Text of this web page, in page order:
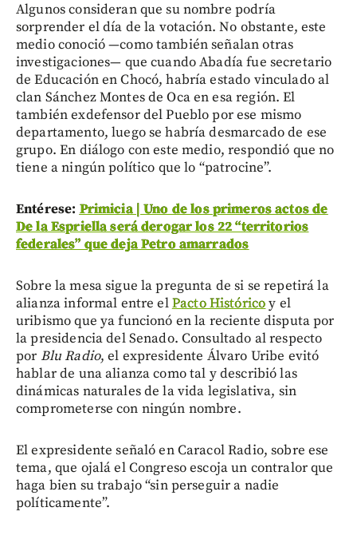
Algunos consideran que su nombre podría
sorprender el día de la votación. No obstante, este
medio conoció —como también señalan otras
investigaciones— que cuando Abadía fue secretario
de Educación en Chocó, habría estado vinculado al
clan Sánchez Montes de Oca en esa región. El
también exdefensor del Pueblo por ese mismo
departamento, luego se habría desmarcado de ese
grupo. En diálogo con este medio, respondió que no
tiene a ningún político que lo “patrocine”.
Entérese: Primicia | Uno de los primeros actos de
De la Espriella será derogar los 22 “territorios
federales” que deja Petro amarrados
Sobre la mesa sigue la pregunta de si se repetirá la
alianza informal entre elPacto Históricoy el
uribismo que ya funcionó en la reciente disputa por
la presidencia del Senado. Consultado al respecto
por Blu Radio, el expresidente Álvaro Uribe evitó
hablar de una alianza como tal y describió las
dinámicas naturales de la vida legislativa, sin
comprometerse con ningún nombre.
El expresidente señaló en Caracol Radio, sobre ese
tema, que ojalá el Congreso escoja un contralor que
haga bien su trabajo “sin perseguir a nadie
políticamente”.